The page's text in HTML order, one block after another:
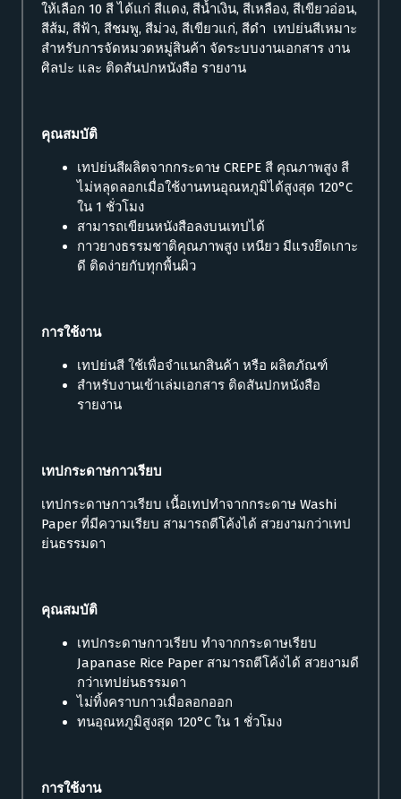
ให้เลือก 10 สี ได้แก่ สีแดง, สีน้ำเงิน, สีเหลือง, สีเขียวอ่อน,
สีส้ม, สีฟ้า, สีชมพู, สีม่วง, สีเขียวแก่, สีดำ เทปย่นสีเหมาะ
สำหรับการจัดหมวดหมู่สินค้า จัดระบบงานเอกสาร งาน
ศิลปะ และ ติดสันปกหนังสือ รายงาน
คุณสมบัติ
เทปย่นสีผลิตจากกระดาษ CREPE สี คุณภาพสูง สี
ไม่หลุดลอกเมื่อใช้งานทนอุณหภูมิได้สูงสุด 120°C
ใน 1 ชั่วโมง
สามารถเขียนหนังสือลงบนเทปได้
กาวยางธรรมชาติคุณภาพสูง เหนียว มีแรงยึดเกาะ
ดี ติดง่ายกับทุกพื้นผิว
การใช้งาน
เทปย่นสี ใช้เพื่อจำแนกสินค้า หรือ ผลิตภัณฑ์
สำหรับงานเข้าเล่มเอกสาร ติดสันปกหนังสือ
รายงาน
เทปกระดาษกาวเรียบ
เทปกระดาษกาวเรียบ เนื้อเทปทำจากกระดาษ Washi
Paper ที่มีความเรียบ สามารถตีโค้งได้ สวยงามกว่าเทป
ย่นธรรมดา
คุณสมบัติ
เทปกระดาษกาวเรียบ ทำจากกระดาษเรียบ
Japanase Rice Paper สามารถตีโค้งได้ สวยงามดี
กว่าเทปย่นธรรมดา
ไม่ทิ้งคราบกาวเมื่อลอกออก
ทนอุณหภูมิสูงสุด 120°C ใน 1 ชั่วโมง
การใช้งาน